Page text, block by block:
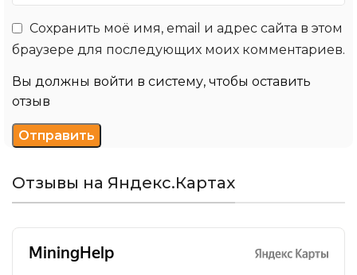
Сохранить моё имя, email и адрес сайта в этом
браузере для последующих моих комментариев.
Вы должны войти в систему, чтобы оставить
отзыв
Отзывы на Яндекс.Картах